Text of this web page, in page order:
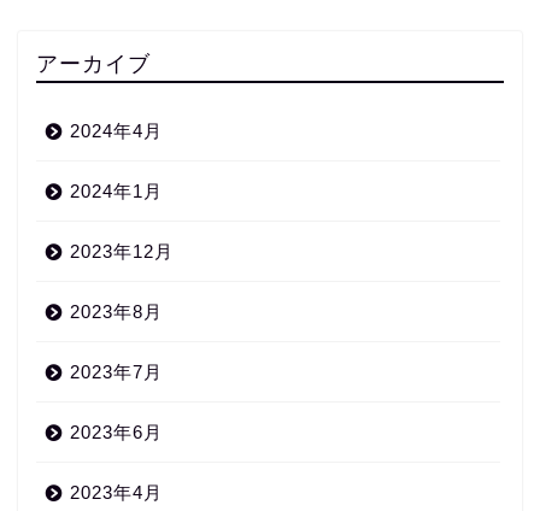
アーカイブ
2024年4月
2024年1月
2023年12月
2023年8月
2023年7月
2023年6月
2023年4月